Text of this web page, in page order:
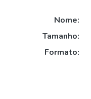
Nome:
Tamanho:
Formato: